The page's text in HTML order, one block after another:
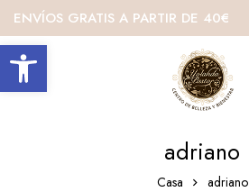
Abrir barra de herramientas
ENVÍOS GRATIS A PARTIR DE 40€
adriano
Casa adriano